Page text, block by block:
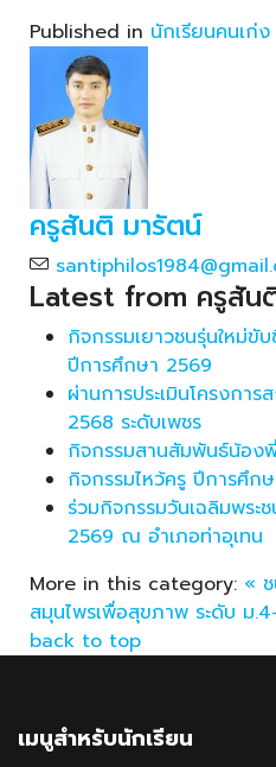
Published in นักเรียนคนเก่ง
ครูสันติ มารัตน์
Latest from ครูสัน
กิจกรรมเยาวชนรุ่นใหม่ขั
ปีการศึกษา 2569
ผ่านการประเมินโครงกา
2568 ระดับเพชร
กิจกรรมสานสัมพันธ์น้อง
กิจกรรมไหว้ครู ปีการศึก
ร่วมกิจกรรมวันเฉลิมพร
2569 ณ อำเภอท่าอุเทน
More in this category: «
สมุนไพรเพื่อสุขภาพ ระดับ ม
back to top
เมนูสำหรับนักเรียน